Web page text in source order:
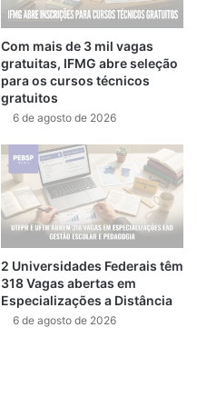
Com mais de 3 mil vagas
gratuitas, IFMG abre seleção
para os cursos técnicos
gratuitos
6 de agosto de 2026
2 Universidades Federais têm
318 Vagas abertas em
Especializações a Distância
6 de agosto de 2026